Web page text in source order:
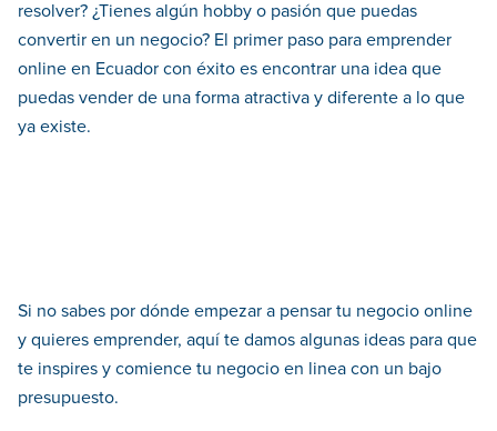
resolver? ¿Tienes algún hobby o pasión que puedas
convertir en un negocio? El primer paso para emprender
online en Ecuador con éxito es encontrar una idea que
puedas vender de una forma atractiva y diferente a lo que
ya existe.
Si no sabes por dónde empezar a pensar tu negocio online
y quieres emprender, aquí te damos algunas ideas para que
te inspires y comience tu negocio en linea con un bajo
presupuesto.